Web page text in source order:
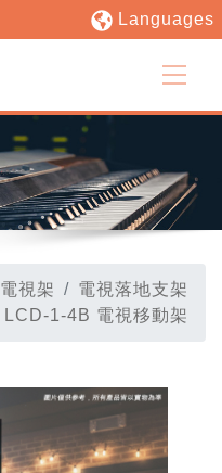
Languages
電視架
電視落地支架
LCD-1-4B 電視移動架